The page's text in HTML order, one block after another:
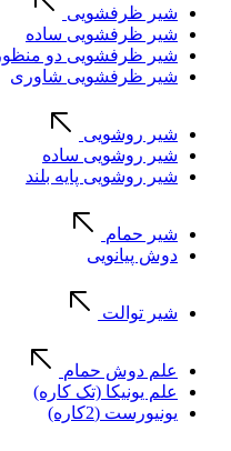
شیر ظرفشویی
شیر ظرفشویی ساده
شیر ظرفشویی دو
شیر ظرفشویی شاوری
شیر روشویی
شیر روشویی ساده
شیر روشویی پایه بلند
شیر حمام
دوش پیانویی
شیر توالت
علم دوش حمام
علم یونیکا (تک کاره)
یونیورست (2کاره)